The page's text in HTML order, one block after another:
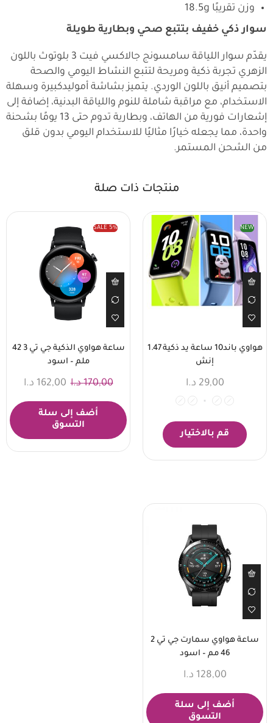
وزن تقريبًا 18.5g
سوار ذكي خفيف بتتبع صحي وبطارية طويلة
يقدّم سوار اللياقة
سامسونج جالاكسي فيت 3 بلوتوث باللون
الزهري تجربة ذكية ومريحة لتتبع النشاط اليومي والصحة
بتصميم أنيق باللون الوردي. يتميز بشاشة أموليدكبيرة وسهلة
الاستخدام، مع مراقبة شاملة للنوم واللياقة البدنية، إضافة إلى
إشعارات فورية من الهاتف، وبطارية تدوم حتى 13 يومًا بشحنة
واحدة، مما يجعله خيارًا مثاليًا للاستخدام اليومي بدون قلق
من الشحن المستمر.
منتجات ذات صلة
NEW
هواوي باند10 ساعة يد ذكية 1.47
إنش
29,00 د.ا
قم بالاختيار
SALE 5%
ساعة هواوي الذكية جي تي 3 42
ملم – اسود
170,00 د.ا 162,00 د.ا
أضف إلى سلة
التسوق
ساعة هواوي سمارت جي تي 2
46 مم – اسود
128,00 د.ا
أضف إلى سلة
التسوق